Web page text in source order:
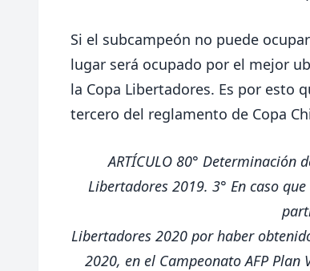
Si el subcampeón no puede
lugar será ocupado por el mejor
la Copa Libertadores. Es por esto
tercero del reglamento de Copa
ARTÍCULO 80° Determinación
Libertadores 2019. 3° En caso
Libertadores 2020 por haber
2020, en el Campeonato AFP